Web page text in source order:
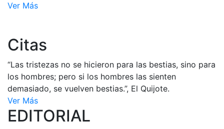
Ver Más
Citas
“Las tristezas no se hicieron para las bestias, sino para
los hombres; pero si los hombres las sienten
demasiado, se vuelven bestias.”, El Quijote.
Ver Más
EDITORIAL